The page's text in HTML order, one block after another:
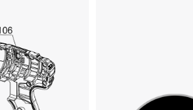
This content is not permitted to load due
to trackers that are not disclosed to the
visitor. The website owner needs to setup
the site with their CMP to add this content